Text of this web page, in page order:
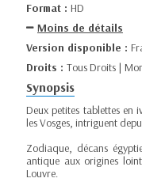
Format : HD
Moins de détails
Version disponible :
Droits : Tous Droits |
Synopsis
Deux petites tablettes en
les Vosges, intriguent
Zodiaque, décans
antique aux origines
Louvre.